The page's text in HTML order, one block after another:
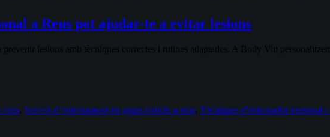
a Reus pot ajudar-te a evitar lesions
prevenir lesions amb tècniques correctes i rutines adaptades. A Body Viu
reus Serveis d’entrenament en grups reduïts a reus Tècniques d'entrenador personal